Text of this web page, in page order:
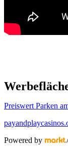
Preiswert Parken
Powered by